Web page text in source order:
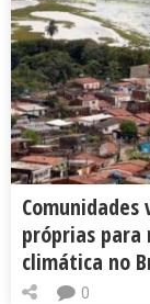
próprias para
climática no
0